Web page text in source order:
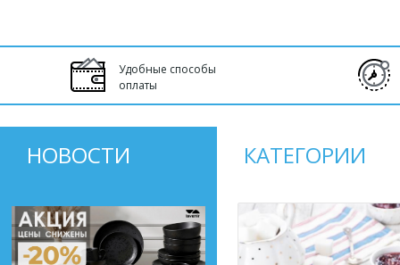
Удобные способы
оплаты
НОВОСТИ КАТЕГОРИИ